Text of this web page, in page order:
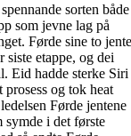
sorten både
som jevne lag på
Førde sine to jente
etappe, og dei
Eid hadde sterke Siri
og tok heat
Førde jentene
symde i det første